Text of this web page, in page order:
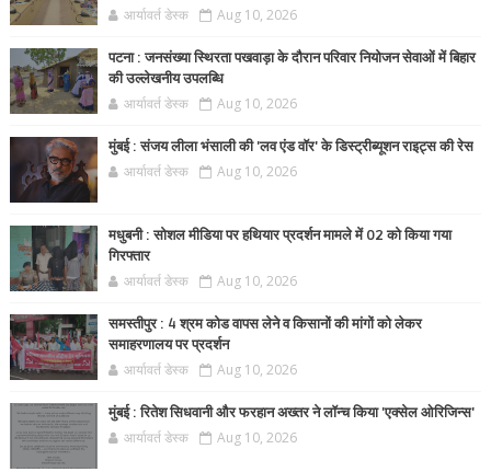
आर्यावर्त डेस्क Aug 10, 2026
पटना : जनसंख्या स्थिरता पखवाड़ा के दौरान परिवार नियोजन सेवाओं में बिहार
की उल्लेखनीय उपलब्धि
आर्यावर्त डेस्क Aug 10, 2026
मुंबई : संजय लीला भंसाली की 'लव एंड वॉर' के डिस्ट्रीब्यूशन राइट्स की रेस
आर्यावर्त डेस्क Aug 10, 2026
मधुबनी : सोशल मीडिया पर हथियार प्रदर्शन मामले में 02 को किया गया
गिरफ्तार
आर्यावर्त डेस्क Aug 10, 2026
समस्तीपुर : 4 श्रम कोड वापस लेने व किसानों की मांगों को लेकर
समाहरणालय पर प्रदर्शन
आर्यावर्त डेस्क Aug 10, 2026
मुंबई : रितेश सिधवानी और फरहान अख्तर ने लॉन्च किया 'एक्सेल ओरिजिन्स'
आर्यावर्त डेस्क Aug 10, 2026